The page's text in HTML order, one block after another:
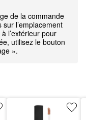
de la commande
l’emplacement
l’extérieur pour
utilisez le bouton
».